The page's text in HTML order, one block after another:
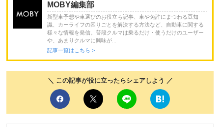
MOBY編集部
新型車予想や車選びのお役立ち記事、車や免許にまつわる豆知
識、カーライフの困りごとを解決する方法など、自動車に関する
様々な情報を発信。普段クルマは乗るだけ・使うだけのユーザー
や、あまりクルマに興味が...
記事一覧はこちら >
＼ この記事が役に立ったらシェアしよう ／